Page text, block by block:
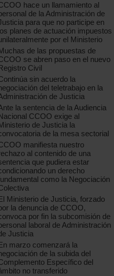
hace un llamamiento al
de la Administración de
para que no participe en
planes de actuación impuestos
por el Ministerio
de las propuestas de
se abren paso en el nuevo
Civil
sin acuerdo la
del teletrabajo en la
de Justicia
la sentencia de la Audiencia
CCOO exige al
de Justicia la
de la mesa sectorial
manifiesta nuestro
al contenido de una
que pudiera estar
un derecho
como la Negociación
Ministerio de Justicia, forzado
la denuncia de CCOO,
por fin la subcomisión de
laboral de Administración
Justicia
marzo comenzará la
de la subida del
Específico del
no transferido